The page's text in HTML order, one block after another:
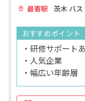
最寄駅 茨木 バ
おすすめポイント
・研修サポート
・人気企業
・幅広い年齢層